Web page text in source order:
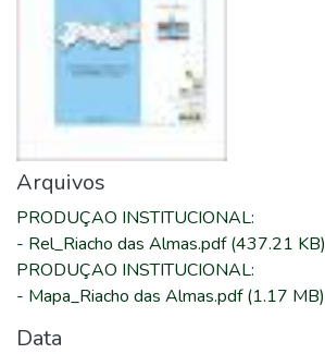
Arquivos
PRODUÇAO INSTITUCIONAL:
- Rel_Riacho das Almas.pdf(437.21 KB)
PRODUÇAO INSTITUCIONAL:
- Mapa_Riacho das Almas.pdf(1.17 MB)
Data